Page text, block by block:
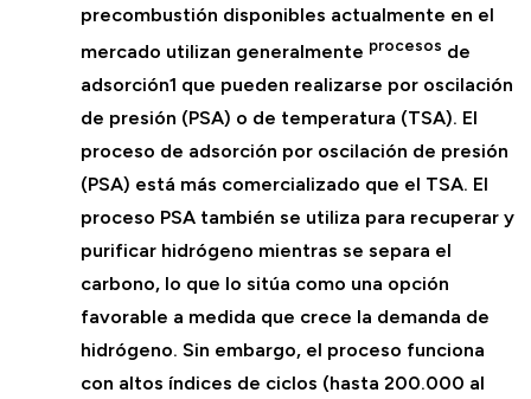
precombustión disponibles actualmente en el
mercado utilizan generalmente procesos de
adsorción1 que pueden realizarse por oscilación
de presión (PSA) o de temperatura (TSA). El
proceso de adsorción por oscilación de presión
(PSA) está más comercializado que el TSA. El
proceso PSA también se utiliza para recuperar y
purificar hidrógeno mientras se separa el
carbono, lo que lo sitúa como una opción
favorable a medida que crece la demanda de
hidrógeno. Sin embargo, el proceso funciona
con altos índices de ciclos (hasta 200.000 al